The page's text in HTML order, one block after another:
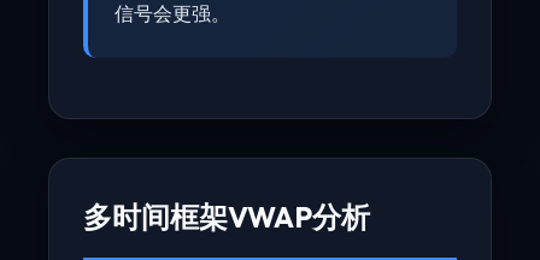
信号会更强。
多时间框架VWAP分析